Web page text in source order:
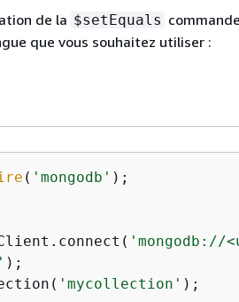
de la $setEquals
que vous souhaitez utiliser :
( 'mongodb' );
'mongodb://
);
'mycollection' );